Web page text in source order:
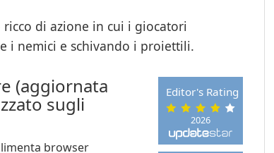
di azione in cui i giocatori
i nemici e schivando i proiettili.
2026
Editor's Rating
(aggiornata
sugli
browser